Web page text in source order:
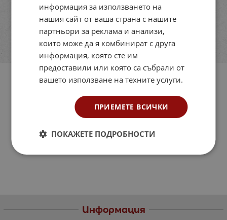
Информация
информация за използването на
нашия сайт от ваша страна с нашите
партньори за реклама и анализи,
които може да я комбинират с друга
информация, която сте им
предоставили или която са събрали от
вашето използване на техните услуги.
ПРИЕМЕТЕ ВСИЧКИ
ПОКАЖЕТЕ ПОДРОБНОСТИ